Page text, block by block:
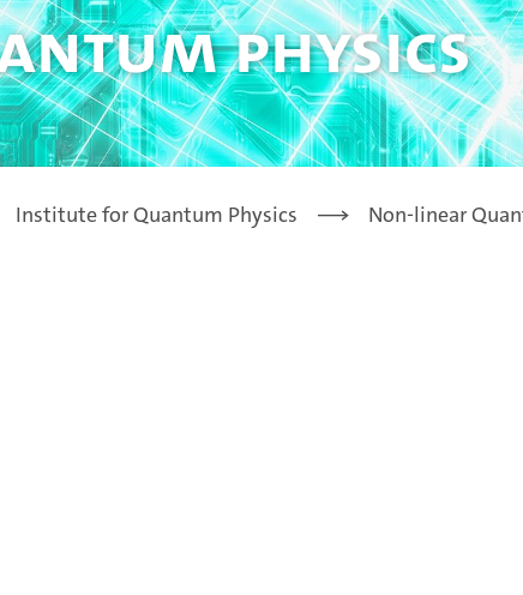
Physics
Institute for Quantum Physics Non-linear